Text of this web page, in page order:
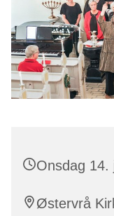
Onsdag 14.
Østervrå